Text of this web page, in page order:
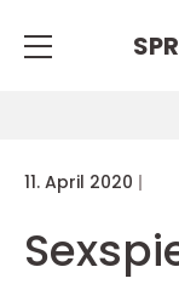
11. April 2020